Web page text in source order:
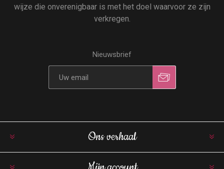
wijze die onverenigbaar is met het doel waarvoor ze zijn
verkregen.
Nieuwsbrief
Ons verhaal